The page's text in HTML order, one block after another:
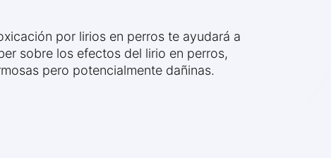
por lirios en perros te ayudará a
sobre los efectos del lirio en perros,
pero potencialmente dañinas.